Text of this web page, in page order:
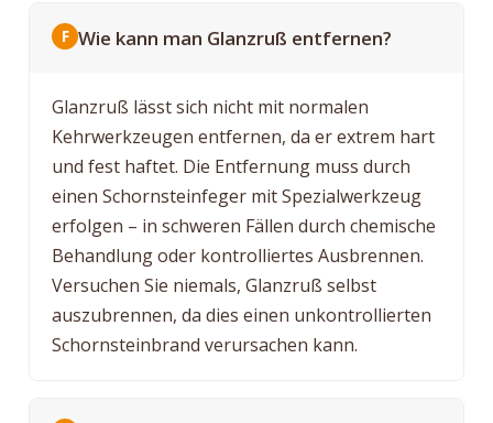
Wie kann man Glanzruß entfernen?
Glanzruß lässt sich nicht mit normalen
Kehrwerkzeugen entfernen, da er extrem hart
und fest haftet. Die Entfernung muss durch
einen Schornsteinfeger mit Spezialwerkzeug
erfolgen – in schweren Fällen durch chemische
Behandlung oder kontrolliertes Ausbrennen.
Versuchen Sie niemals, Glanzruß selbst
auszubrennen, da dies einen unkontrollierten
Schornsteinbrand verursachen kann.